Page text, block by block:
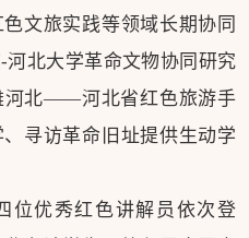
文旅实践等领域长期协同
北大学革命文物协同研究
河北——河北省红色旅游手
寻访革命旧址提供生动学
位优秀红色讲解员依次登